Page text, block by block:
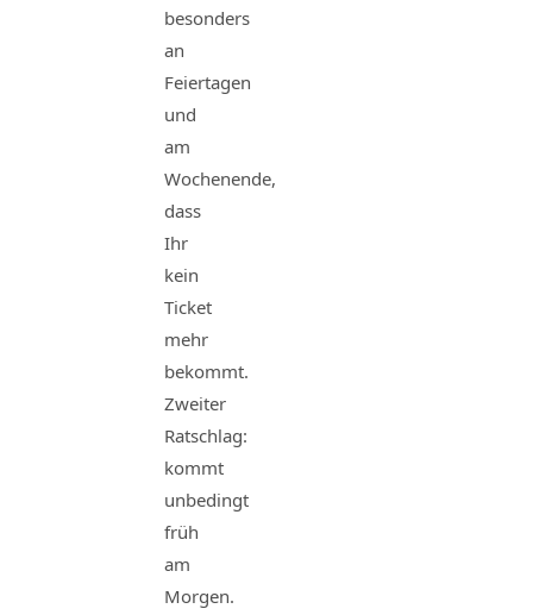
besonders
an
Feiertagen
und
am
Wochenende,
dass
Ihr
kein
Ticket
mehr
bekommt.
Zweiter
Ratschlag:
kommt
unbedingt
früh
am
Morgen.